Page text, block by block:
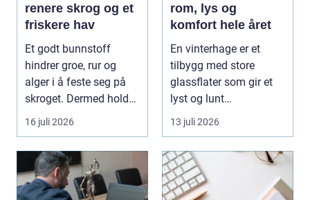
renere skrog og et
friskere hav
Et godt bunnstoff
hindrer groe, rur og
alger i å feste seg på
skroget. Dermed holder
båten bedre far...
16 juli 2026
rom, lys og
komfort hele året
En vinterhage er et
tilbygg med store
glassflater som gir et
lyst og lunt
oppholdsrom nær
hagen, ogs...
13 juli 2026